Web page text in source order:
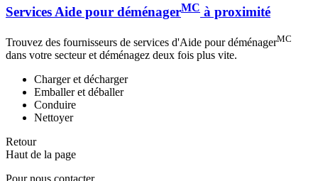
Services Aide pour déménagerMC à proximité
Trouvez des fournisseurs de services d'Aide pour déménagerMC
dans votre secteur et déménagez deux fois plus vite.
Charger et décharger
Emballer et déballer
Conduire
Nettoyer
Retour
Haut de la page
Pour nous contacter